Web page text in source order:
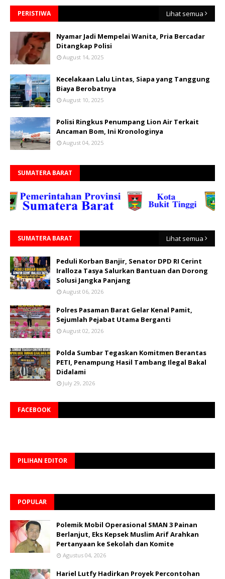
PERISTIWA Lihat semua
Nyamar Jadi Mempelai Wanita, Pria Bercadar
Ditangkap Polisi
August 14, 2025
Kecelakaan Lalu Lintas, Siapa yang Tanggung
Biaya Berobatnya
August 10, 2025
Polisi Ringkus Penumpang Lion Air Terkait
Ancaman Bom, Ini Kronologinya
August 04, 2025
SUMATERA BARAT
SUMATERA BARAT Lihat semua
Peduli Korban Banjir, Senator DPD RI Cerint
Iralloza Tasya Salurkan Bantuan dan Dorong
Solusi Jangka Panjang
August 06, 2026
Polres Pasaman Barat Gelar Kenal Pamit,
Sejumlah Pejabat Utama Berganti
August 02, 2026
Polda Sumbar Tegaskan Komitmen Berantas
PETI, Penampung Hasil Tambang Ilegal Bakal
Didalami
July 29, 2026
FACEBOOK
PILIHAN EDITOR
POPULAR
Polemik Mobil Operasional SMAN 3 Painan
Berlanjut, Eks Kepsek Muslim Arif Arahkan
Pertanyaan ke Sekolah dan Komite
Agustus 04, 2026
Hariel Lutfy Hadirkan Proyek Percontohan